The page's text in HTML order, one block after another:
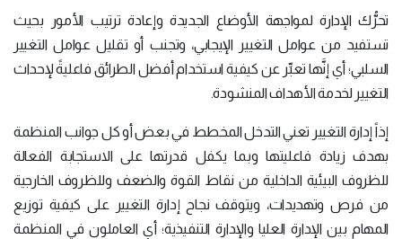
تحرُّك الإدارة لمواجهة الأوضاع الجديدة وإعادة ترتيب الأمور بحيث
تستفيد من عوامل التغيير الإيجابي، وتجنب أو تقليل عوامل التغيير
السلبي؛ أي إنَّها تعبِّر عن كيفية استخدام أفضل الطرائق فاعليةً لإحداث
التغيير لخدمة الأهداف المنشودة.
إذاً إدارة التغيير تعني التدخل المخطط في بعض أو كل جوانب المنظمة
بهدف زيادة فاعليتها وبما يكفل قدرتها على الاستجابة الفعالة
للظروف البيئية الداخلية من نقاط القوة والضعف وللظروف الخارجية
من فرص وتهديدات، ويتوقف نجاح إدارة التغيير على كيفية توزيع
المهام بين الإدارة العليا والإدارة التنفيذية؛ أي العاملون في المنظمة